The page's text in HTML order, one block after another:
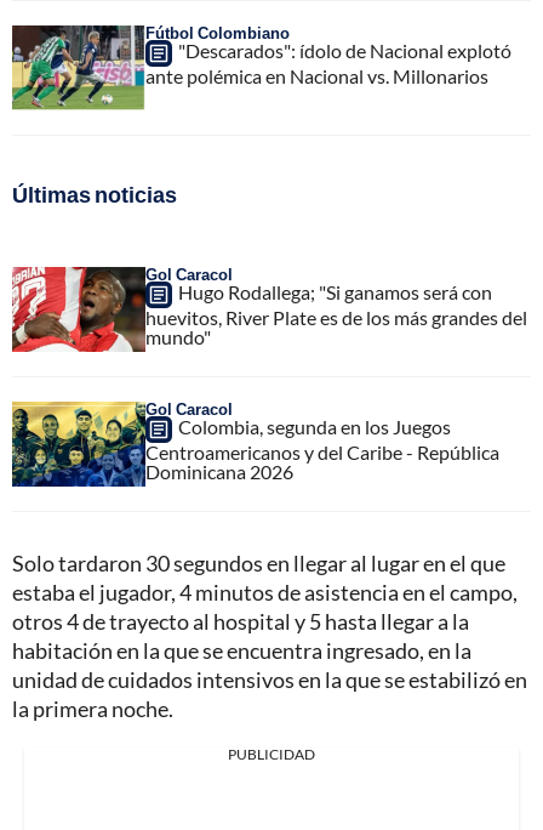
Fútbol Colombiano
"Descarados": ídolo de Nacional explotó
ante polémica en Nacional vs. Millonarios
Últimas noticias
Gol Caracol
Hugo Rodallega; "Si ganamos será con
huevitos, River Plate es de los más grandes del
mundo"
Gol Caracol
Colombia, segunda en los Juegos
Centroamericanos y del Caribe - República
Dominicana 2026
Solo tardaron 30 segundos en llegar al lugar en el que
estaba el jugador, 4 minutos de asistencia en el campo,
otros 4 de trayecto al hospital y 5 hasta llegar a la
habitación en la que se encuentra ingresado, en la
unidad de cuidados intensivos en la que se estabilizó en
la primera noche.
PUBLICIDAD